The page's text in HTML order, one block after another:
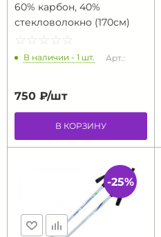
60% карбон, 40%
стекловолокно (170см)
☆ ☆ ☆ ☆ ☆
★ ★ ★ ★ ★
В наличии - 1 шт. Арт.:
750 ₽/шт
В КОРЗИНУ
-25%